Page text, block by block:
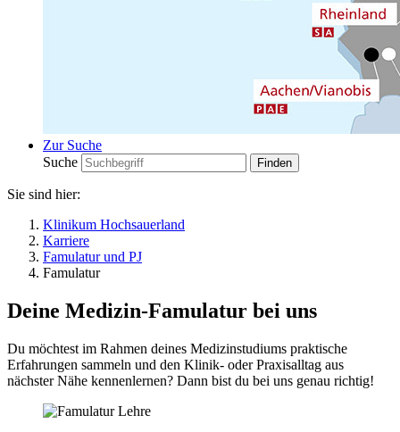
Zur Suche
Suche
Sie sind hier:
Klinikum Hochsauerland
Karriere
Famulatur und PJ
Famulatur
Deine Medizin-Famulatur bei uns
Du möchtest im Rahmen deines Medizinstudiums praktische
Erfahrungen sammeln und den Klinik- oder Praxisalltag aus
nächster Nähe kennenlernen? Dann bist du bei uns genau richtig!